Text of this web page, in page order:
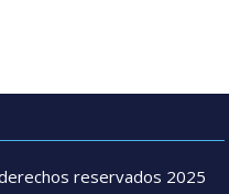
reservados 2025